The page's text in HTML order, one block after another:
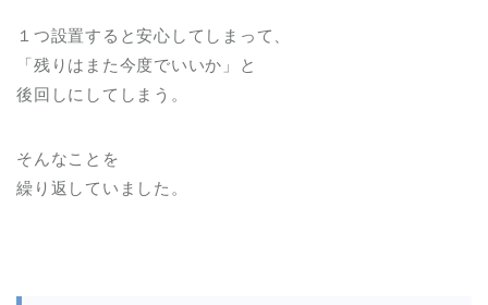
１つ設置すると安心してしまって、
「残りはまた今度でいいか」と
後回しにしてしまう。
そんなことを
繰り返していました。